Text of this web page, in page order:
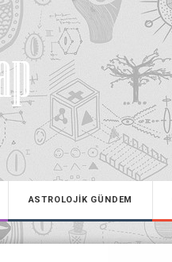
ASTROLOJİK GÜNDEM